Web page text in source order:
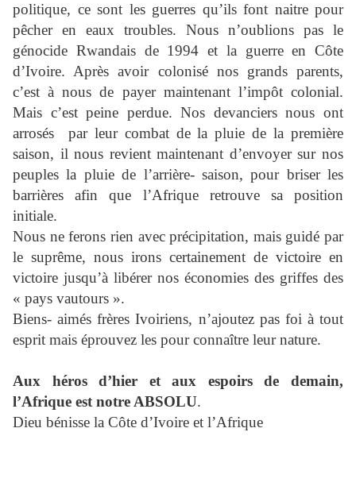
politique, ce sont les guerres qu’ils font naitre pour
pêcher en eaux troubles. Nous n’oublions pas le
génocide Rwandais de 1994 et la guerre en Côte
d’Ivoire. Après avoir colonisé nos grands parents,
c’est à nous de payer maintenant l’impôt colonial.
Mais c’est peine perdue. Nos devanciers nous ont
arrosés
par leur combat de la pluie de la première
saison, il nous revient maintenant d’envoyer sur nos
peuples la pluie de l’arrière- saison, pour briser les
barrières afin que l’Afrique retrouve sa position
initiale.
Nous ne ferons rien avec précipitation, mais guidé par
le suprême, nous irons certainement de victoire en
victoire jusqu’à libérer nos économies des griffes des
« pays vautours ».
Biens- aimés frères Ivoiriens, n’ajoutez pas foi à tout
esprit mais éprouvez les pour connaître leur nature.
Aux héros d’hier et aux espoirs de demain,
l’Afrique est notre ABSOLU.
Dieu bénisse la Côte d’Ivoire et l’Afrique